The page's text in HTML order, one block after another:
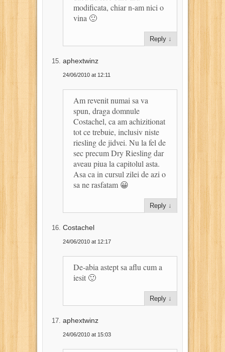
modificata, chiar n-am nici o
vina 🙂
Reply ↓
aphextwinz
24/06/2010 at 12:11
Am revenit numai sa va
spun, draga domnule
Costachel, ca am achizitionat
tot ce trebuie, inclusiv niste
riesling de jidvei. Nu la fel de
sec precum Dry Riesling dar
aveau piua la capitolul asta.
Asa ca in cursul zilei de azi o
sa ne rasfatam 😀
Reply ↓
Costachel
24/06/2010 at 12:17
De-abia astept sa aflu cum a
iesit 🙂
Reply ↓
aphextwinz
24/06/2010 at 15:03